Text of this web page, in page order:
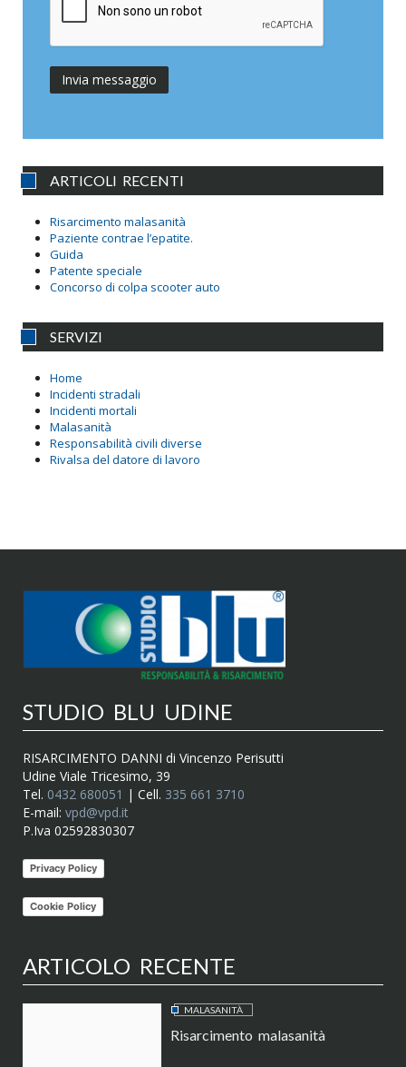
ARTICOLI RECENTI
Risarcimento malasanità
Paziente contrae l’epatite.
Guida
Patente speciale
Concorso di colpa scooter auto
SERVIZI
Home
Incidenti stradali
Incidenti mortali
Malasanità
Responsabilità civili diverse
Rivalsa del datore di lavoro
STUDIO BLU UDINE
RISARCIMENTO DANNI di Vincenzo Perisutti
Udine Viale Tricesimo, 39
Tel. 0432 680051 | Cell. 335 661 3710
E-mail: vpd@vpd.it
P.Iva 02592830307
Privacy Policy
Cookie Policy
ARTICOLO RECENTE
MALASANITÀ
Risarcimento malasanità